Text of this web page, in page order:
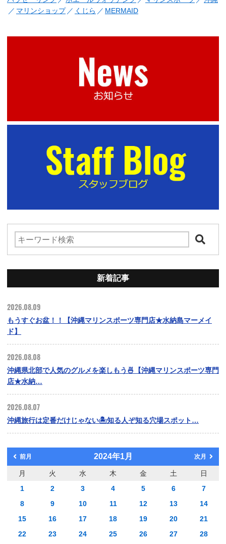
マリンショップ
くじら MERMAID
新着記事
2026.08.09
もうすぐお盆！！【沖縄マリンスポーツ専門店★水納島マーメイ
ド】
2026.08.08
沖縄県北部で人気のグルメを楽しもう🍜【沖縄マリンスポーツ専門
店★水納…
2026.08.07
沖縄旅行は定番だけじゃない🏝️知る人ぞ知る穴場スポット…
前月 2024年1月 次月
月 火 水 木 金 土
日
1
2 3 4 5 6
7
8
9 10 11 12 13
14
15
16 17 18 19 20
21
22
23 24 25 26 27
28